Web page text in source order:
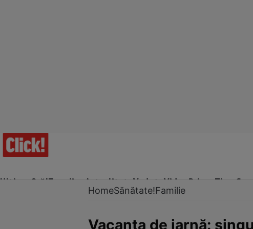
Ultima Oră!Trending Actualitate Vedete Video Prime Time
HomeSănătate!Familie
Vacanţa de iarnă: